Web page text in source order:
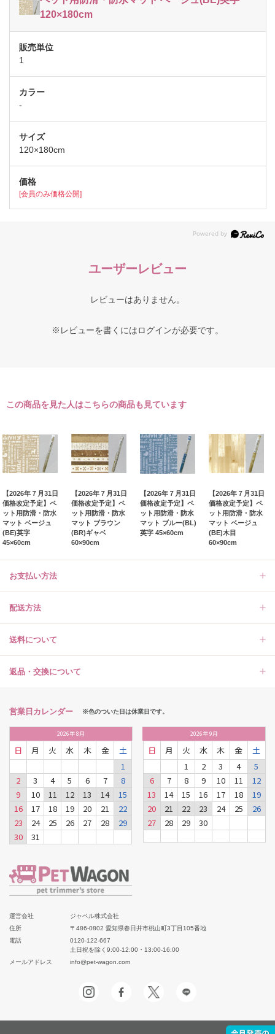
120×180cm
1
-
120×180cm
[会員のみ価格公開]
ユーザーレビュー
レビューはありません。
※レビューを書くにはログインが必要です。
この商品を見た人はこちらの商品も見ています
【2026年７月31日
価格改定予定】ペ
ット用防滑・防水
マット ベージュ
(BE)英字
45×60cm
【2026年７月31日
価格改定予定】ペ
ット用防滑・防水
マット ブラウン
(BR)ギャベ
60×90cm
【2026年７月31日
価格改定予定】ペ
ット用防滑・防水
マット ブルー(BL)
英字 45×60cm
【2026年７月31日
価格改定予定】ペ
ット用防滑・防水
マット ベージュ
(BE)木目
60×90cm
お支払い方法
配送方法
送料について
返品・交換について
営業日カレンダー ※色のついた日は休業日です。
2026年8月
日 月 火 水 木 金
土
1
2
3 4 5 6 7
8
9
10 11 12 13 14
15
16
17 18 19 20 21
22
23
24 25 26 27 28
29
30
31
2026年9月
日 月 火 水 木 金
土
1
2 3 4
5
6
7 8 9 10 11
12
13
14 15 16 17 18
19
20
21 22 23 24 25
26
27
28 29 30
運営会社
ジャペル株式会社
住所
〒486-0802 愛知県春日井市桃山町3丁目105番地
電話
0120-122-667
土日祝を除く9:00-12:00・13:00-16:00
メールアドレス
info@pet-wagon.com